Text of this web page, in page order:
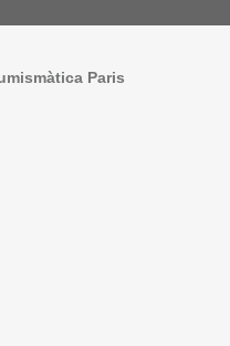
Paris